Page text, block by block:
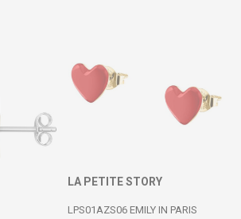
LA PETITE STORY
LPS01AZS06 EMILY IN PARIS